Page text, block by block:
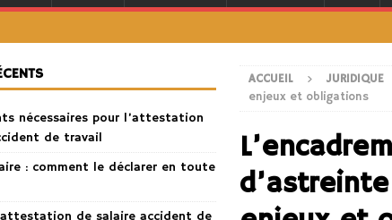
ACCUEIL JURIDIQUE
enjeux et obligations
nécessaires pour l’attestation
de travail
: comment le déclarer en toute
de salaire accident de